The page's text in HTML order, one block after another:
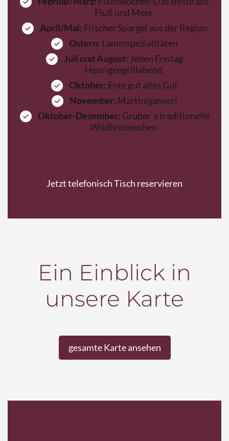
Fluß und Meer
April/Mai: Frischer Spargel aus der Region
Ostern: Lammspezialitäten
Juli und August: Jeden Freitag
Heurigengrillabend
Oktober: Ente gut alles Gut
November: Martiniganserl
Oktober-Dezember: Gruber`s traditionelle
Wildbretwochen
Jetzt telefonisch Tisch reservieren
Ein Einblick in
unsere Karte
gesamte Karte ansehen